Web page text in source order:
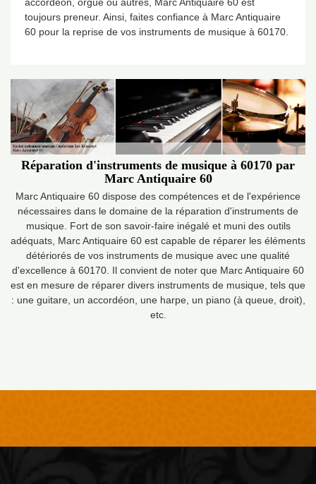
toujours preneur. Ainsi, faites confiance à Marc Antiquaire
60 pour la reprise de vos instruments de musique à 60170.
Réparation d'instruments de musique à 60170 par
Marc Antiquaire 60
Marc Antiquaire 60 dispose des compétences et de l'expérience
nécessaires dans le domaine de la réparation d'instruments de
musique. Fort de son savoir-faire inégalé et muni des outils
adéquats, Marc Antiquaire 60 est capable de réparer les éléments
détériorés de vos instruments de musique avec une qualité
d'excellence à 60170. Il convient de noter que Marc Antiquaire 60
est en mesure de réparer divers instruments de musique, tels que
: une guitare, un accordéon, une harpe, un piano (à queue, droit),
etc.